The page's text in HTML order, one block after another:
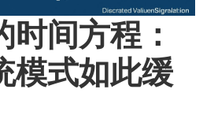
间方程：
模式如此缓